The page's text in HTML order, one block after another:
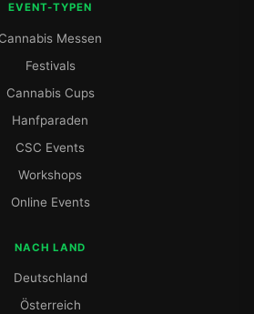
EVENT-TYPEN
Cannabis Messen
Festivals
Cannabis Cups
Hanfparaden
CSC Events
Workshops
Online Events
NACH LAND
Deutschland
Österreich